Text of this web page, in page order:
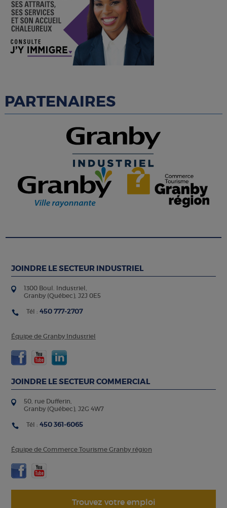
PARTENAIRES
JOINDRE LE SECTEUR INDUSTRIEL
1300 Boul. Industriel,
Granby (Québec), J2J 0E5
Tél : 450 777-2707
Équipe de Granby Industriel
JOINDRE LE SECTEUR COMMERCIAL
50, rue Dufferin,
Granby (Québec), J2G 4W7
Tél : 450 361-6065
Équipe de Commerce Tourisme Granby région
Trouvez votre emploi